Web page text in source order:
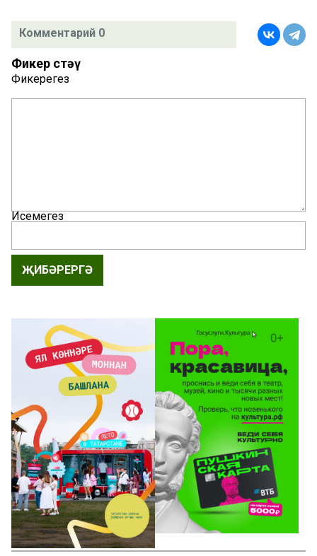
Комментарий 0
Фикер өстәү
Фикерегез
Исемегез
ҖИБӘРЕРГӘ